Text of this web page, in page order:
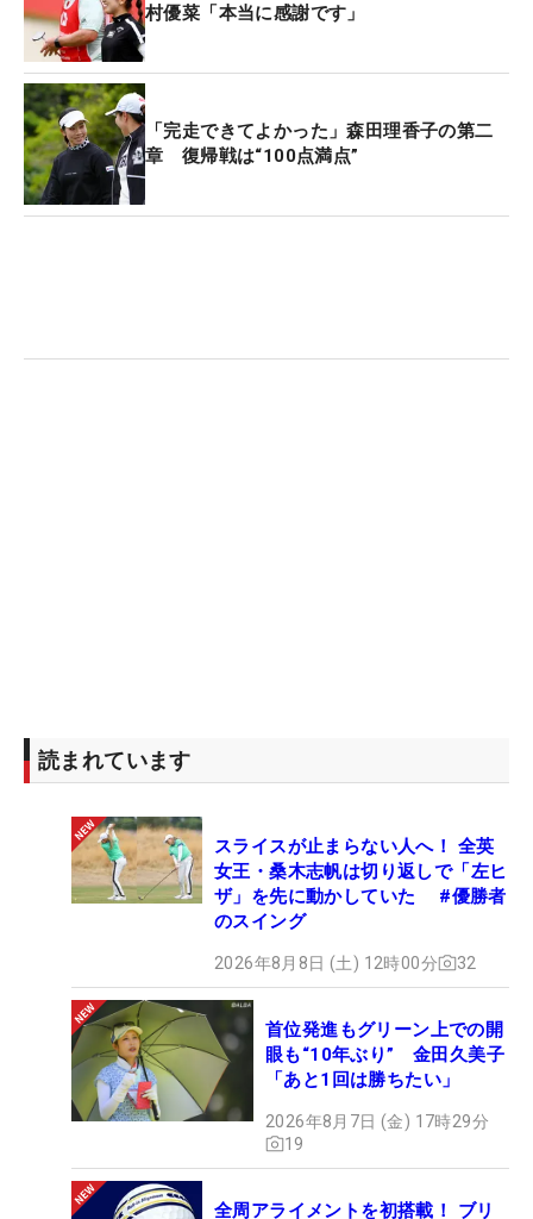
現在の世界ランキングは100位。「優勝もしたいで
す」と春先の国内Vが海外へとつながっていく。次
戦は昨年予選落ちした高知での1戦。流れを切らさ
ず、このまま突っ走る構えだ。
村優菜「本当に感謝です」
「完走できてよかった」森田理香子の第二
章 復帰戦は“100点満点”
読まれています
スライスが止まらない人へ！ 全英
女王・桑木志帆は切り返しで「左ヒ
ザ」を先に動かしていた #優勝者
のスイング
2026年8月8日 (土) 12時00分 32
首位発進もグリーン上での開
眼も“10年ぶり” 金田久美子
「あと1回は勝ちたい」
2026年8月7日 (金) 17時29分
19
全周アライメントを初搭載！ ブリ